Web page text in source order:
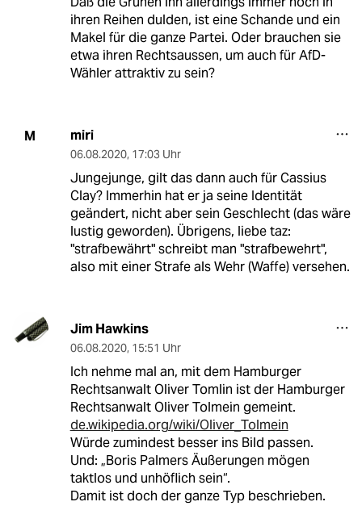
ihren Reihen dulden, ist eine Schande und ein
Makel für die ganze Partei. Oder brauchen sie
etwa ihren Rechtsaussen, um auch für AfD-
Wähler attraktiv zu sein?
M miri
06.08.2020, 17:03 Uhr
Jungejunge, gilt das dann auch für Cassius
Clay? Immerhin hat er ja seine Identität
geändert, nicht aber sein Geschlecht (das wäre
lustig geworden). Übrigens, liebe taz:
"strafbewährt" schreibt man "strafbewehrt",
also mit einer Strafe als Wehr (Waffe) versehen.
Jim Hawkins
06.08.2020, 15:51 Uhr
Ich nehme mal an, mit dem Hamburger
Rechtsanwalt Oliver Tomlin ist der Hamburger
Rechtsanwalt Oliver Tolmein gemeint.
de.wikipedia.org/wiki/Oliver_Tolmein
Würde zumindest besser ins Bild passen.
Und: „Boris Palmers Äußerungen mögen
taktlos und unhöflich sein“.
Damit ist doch der ganze Typ beschrieben.